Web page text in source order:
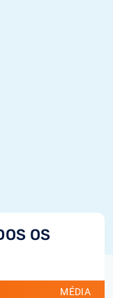
OS
MÉDIA